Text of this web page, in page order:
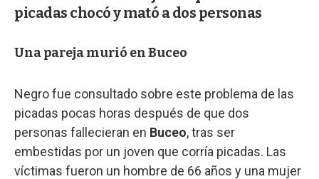
picadas chocó y mató a dos personas
Una pareja murió en Buceo
Negro fue consultado sobre este problema de las
picadas pocas horas después de que dos
personas fallecieran en Buceo, tras ser
embestidas por un joven que corría picadas. Las
víctimas fueron un hombre de 66 años y una mujer